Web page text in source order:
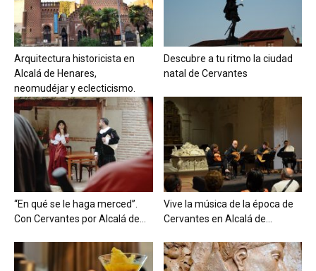
Arquitectura historicista en
Alcalá de Henares,
neomudéjar y eclecticismo.
Descubre a tu ritmo la ciudad
natal de Cervantes
“En qué se le haga merced”.
Con Cervantes por Alcalá de...
Vive la música de la época de
Cervantes en Alcalá de...